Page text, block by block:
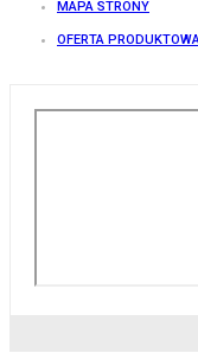
MAPA STRONY
OFERTA